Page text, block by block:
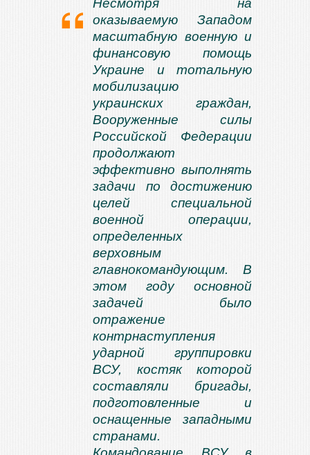
Несмотря на
оказываемую Западом
масштабную военную и
финансовую помощь
Украине и тотальную
мобилизацию
украинских граждан,
Вооруженные силы
Российской Федерации
продолжают
эффективно выполнять
задачи по достижению
целей специальной
военной операции,
определенных
верховным
главнокомандующим. В
этом году основной
задачей было
отражение
контрнаступления
ударной группировки
ВСУ, костяк которой
составляли бригады,
подготовленные и
оснащенные западными
странами.